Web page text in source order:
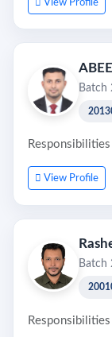
View Profile
Batch
View Profile
Batch